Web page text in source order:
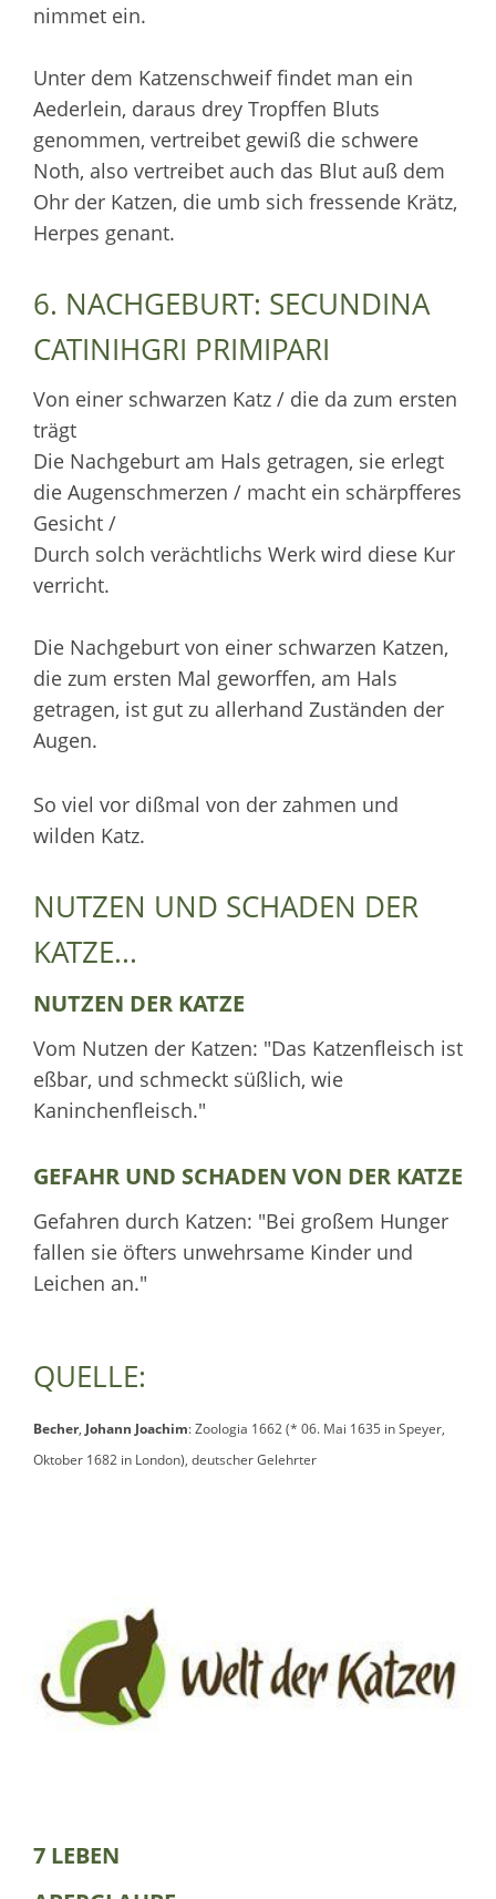
nimmet ein.
Unter dem Katzenschweif findet man ein
Aederlein, daraus drey Tropffen Bluts
genommen, vertreibet gewiß die schwere
Noth, also vertreibet auch das Blut auß dem
Ohr der Katzen, die umb sich fressende Krätz,
Herpes genant.
6. NACHGEBURT: SECUNDINA
CATINIHGRI PRIMIPARI
Von einer schwarzen Katz / die da zum ersten
trägt
Die Nachgeburt am Hals getragen, sie erlegt
die Augenschmerzen / macht ein schärpfferes
Gesicht /
Durch solch verächtlichs Werk wird diese Kur
verricht.
Die Nachgeburt von einer schwarzen Katzen,
die zum ersten Mal geworffen, am Hals
getragen, ist gut zu allerhand Zuständen der
Augen.
So viel vor dißmal von der zahmen und
wilden Katz.
NUTZEN UND SCHADEN DER
KATZE...
NUTZEN DER KATZE
Vom Nutzen der Katzen: "Das Katzenfleisch ist
eßbar, und schmeckt süßlich, wie
Kaninchenfleisch."
GEFAHR UND SCHADEN VON DER KATZE
Gefahren durch Katzen: "Bei großem Hunger
fallen sie öfters unwehrsame Kinder und
Leichen an."
QUELLE:
Becher, Johann Joachim: Zoologia 1662 (* 06. Mai 1635 in Speyer,
Oktober 1682 in London), deutscher Gelehrter
7 LEBEN